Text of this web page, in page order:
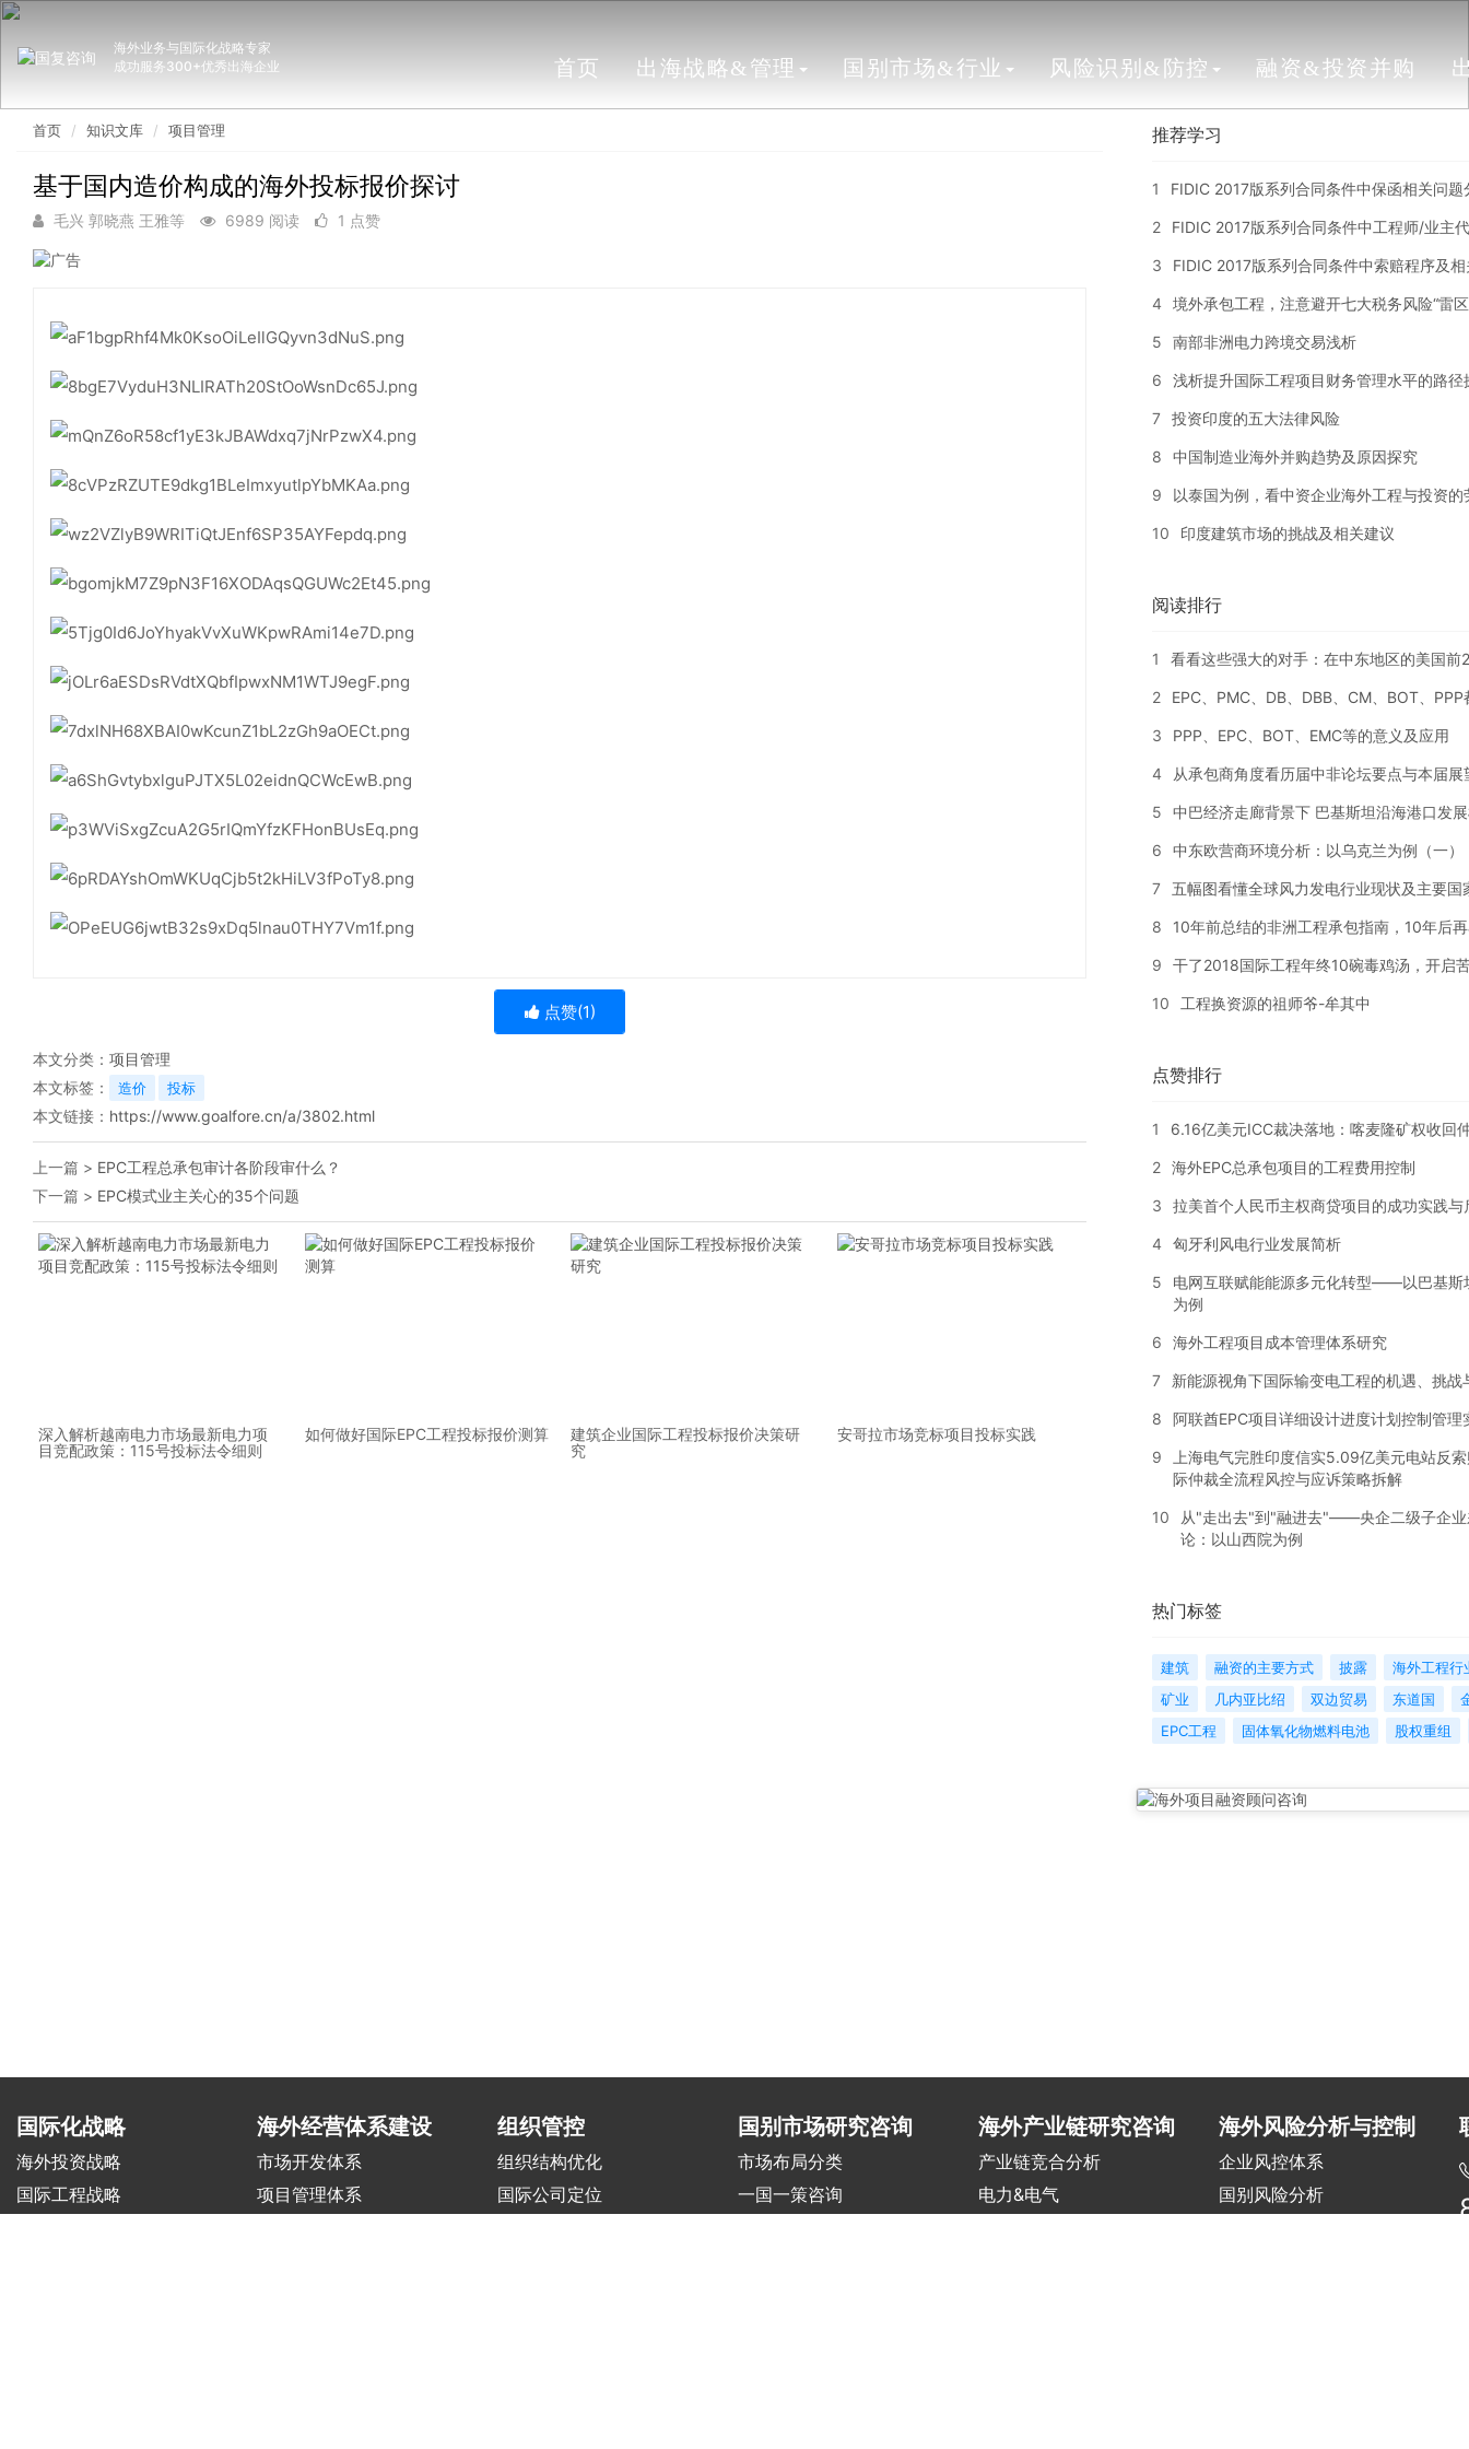
海外业务与国际化战略专家
成功服务300+优秀出海企业
首页 出海战略&管理 国别市场&行业 风险识别&防控 融资&投资并购
首页 知识文库 项目管理
基于国内造价构成的海外投标报价探讨
毛兴 郭晓燕 王雅等 6989 阅读 1 点赞
点赞(1)
本文分类： 项目管理
本文标签：
造价 投标
本文链接： https://www.goalfore.cn/a/3802.html
上一篇 > EPC工程总承包审计各阶段审什么？
下一篇 > EPC模式业主关心的35个问题
深入解析越南电力市场最新电力项
目竞配政策：115号投标法令细则
如何做好国际EPC工程投标报价测算
建筑企业国际工程投标报价决策研
究
安哥拉市场竞标项目投标实践
推荐学习
1 FIDIC 2017版系列合同条件中保函相关问题
2 FIDIC 2017版系列合同条件中工程师/业主
3 FIDIC 2017版系列合同条件中索赔程序及
4 境外承包工程，注意避开七大税务风险“雷区
5 南部非洲电力跨境交易浅析
6 浅析提升国际工程项目财务管理水平的路径
7 投资印度的五大法律风险
8 中国制造业海外并购趋势及原因探究
9 以泰国为例，看中资企业海外工程与投资
10 印度建筑市场的挑战及相关建议
阅读排行
1 看看这些强大的对手：在中东地区的美国前
2 EPC、PMC、DB、DBB、CM、BOT、PPP
3 PPP、EPC、BOT、EMC等的意义及应用
4 从承包商角度看历届中非论坛要点与本届展
5 中巴经济走廊背景下 巴基斯坦沿海港口发
6 中东欧营商环境分析：以乌克兰为例（一）
7 五幅图看懂全球风力发电行业现状及主要国
8 10年前总结的非洲工程承包指南，10年后
9 干了2018国际工程年终10碗毒鸡汤，开启
10 工程换资源的祖师爷-牟其中
点赞排行
1 6.16亿美元ICC裁决落地：喀麦隆矿权收回
2 海外EPC总承包项目的工程费用控制
3 拉美首个人民币主权商贷项目的成功实践与
4 匈牙利风电行业发展简析
5
电网互联赋能能源多元化转型——以巴基斯
为例
6 海外工程项目成本管理体系研究
7 新能源视角下国际输变电工程的机遇、挑战
8 阿联酋EPC项目详细设计进度计划控制管理
9
上海电气完胜印度信实5.09亿美元电站反
际仲裁全流程风控与应诉策略拆解
10
从"走出去"到"融进去"——央企二级子企业
论：以山西院为例
热门标签
建筑 融资的主要方式 披露
海外工程行
矿业
几内亚比绍 双边贸易 东道国
EPC工程
固体氧化物燃料电池 股权重组
国际化战略
海外投资战略
国际工程战略
海外经营体系建设
市场开发体系
项目管理体系
组织管控
组织结构优化
国际公司定位
国别市场研究咨询
市场布局分类
一国一策咨询
海外产业链研究咨询
产业链竞合分析
电力&电气
海外风险分析与控制
企业风控体系
国别风险分析